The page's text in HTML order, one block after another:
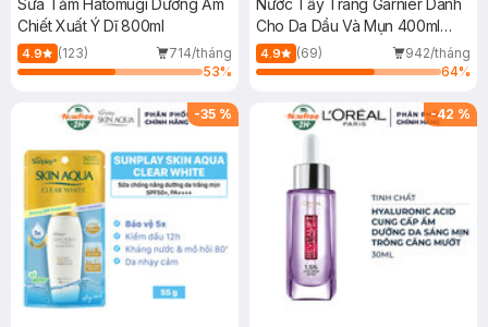
Sữa Tắm Hatomugi Dưỡng Ẩm
Chiết Xuất Ý Dĩ 800ml
4.9 (123)
714/tháng
53%
Nước Tẩy Trang Garnier Dành
Cho Da Dầu Và Mụn 400ml
(Mới)
4.9 (69)
942/tháng
64%
-35 % -42 %